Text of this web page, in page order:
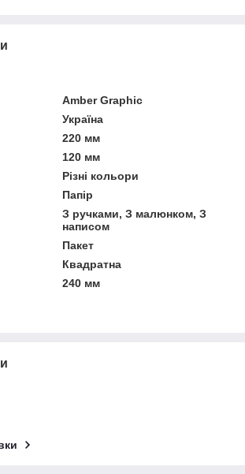
Amber Graphic
Україна
220 мм
120 мм
Різні кольори
Папір
З ручками, З малюнком, З
написом
Пакет
Квадратна
240 мм